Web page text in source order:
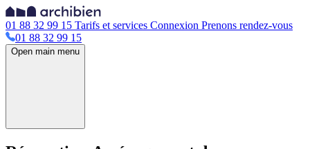
01 88 32 99 15 Tarifs et services Connexion Prenons rendez-vous
01 88 32 99 15
Open main menu